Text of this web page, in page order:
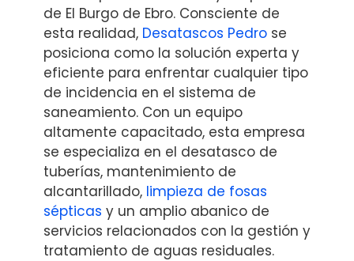
de El Burgo de Ebro. Consciente de
esta realidad, Desatascos Pedro se
posiciona como la solución experta y
eficiente para enfrentar cualquier tipo
de incidencia en el sistema de
saneamiento. Con un equipo
altamente capacitado, esta empresa
se especializa en el desatasco de
tuberías, mantenimiento de
alcantarillado, limpieza de fosas
sépticas y un amplio abanico de
servicios relacionados con la gestión y
tratamiento de aguas residuales.